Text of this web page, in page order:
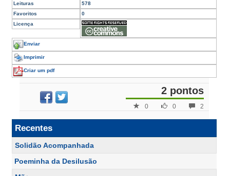
Leituras
578
Favoritos
0
Licença
Enviar
Imprimir
Criar um pdf
2 pontos
2
0
0
Recentes
Solidão Acompanhada
Poeminha da Desilusão